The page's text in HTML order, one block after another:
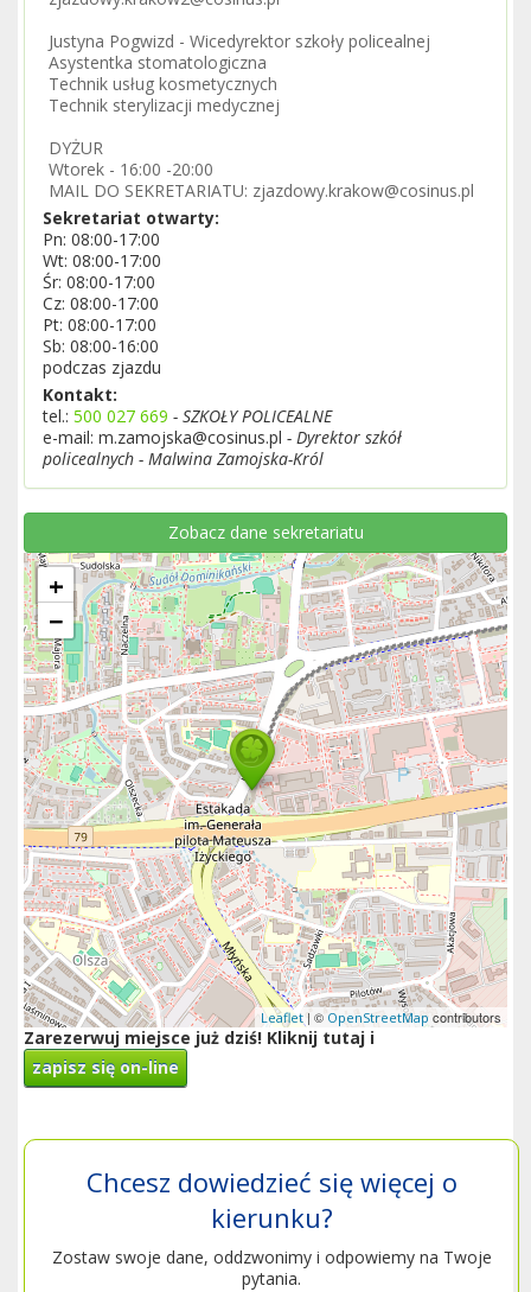
Justyna Pogwizd - Wicedyrektor szkoły policealnej
Asystentka stomatologiczna
Technik usług kosmetycznych
Technik sterylizacji medycznej
DYŻUR
Wtorek - 16:00 -20:00
MAIL DO SEKRETARIATU: zjazdowy.krakow@cosinus.pl
Sekretariat otwarty:
Pn: 08:00-17:00
Wt: 08:00-17:00
Śr: 08:00-17:00
Cz: 08:00-17:00
Pt: 08:00-17:00
Sb: 08:00-16:00
podczas zjazdu
Kontakt:
tel.: 500 027 669 - SZKOŁY POLICEALNE
e-mail: m.zamojska@cosinus.pl - Dyrektor szkół
policealnych - Malwina Zamojska-Król
Zobacz dane sekretariatu
+
−
Leaflet | © OpenStreetMap contributors
Zarezerwuj miejsce już dziś! Kliknij tutaj i
zapisz się on-line
Chcesz dowiedzieć się więcej o
kierunku?
Zostaw swoje dane, oddzwonimy i odpowiemy na Twoje
pytania.